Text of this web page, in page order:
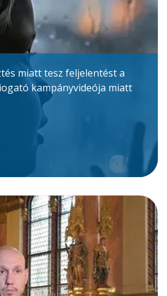
miatt tesz feljelentést a
kampányvideója miatt